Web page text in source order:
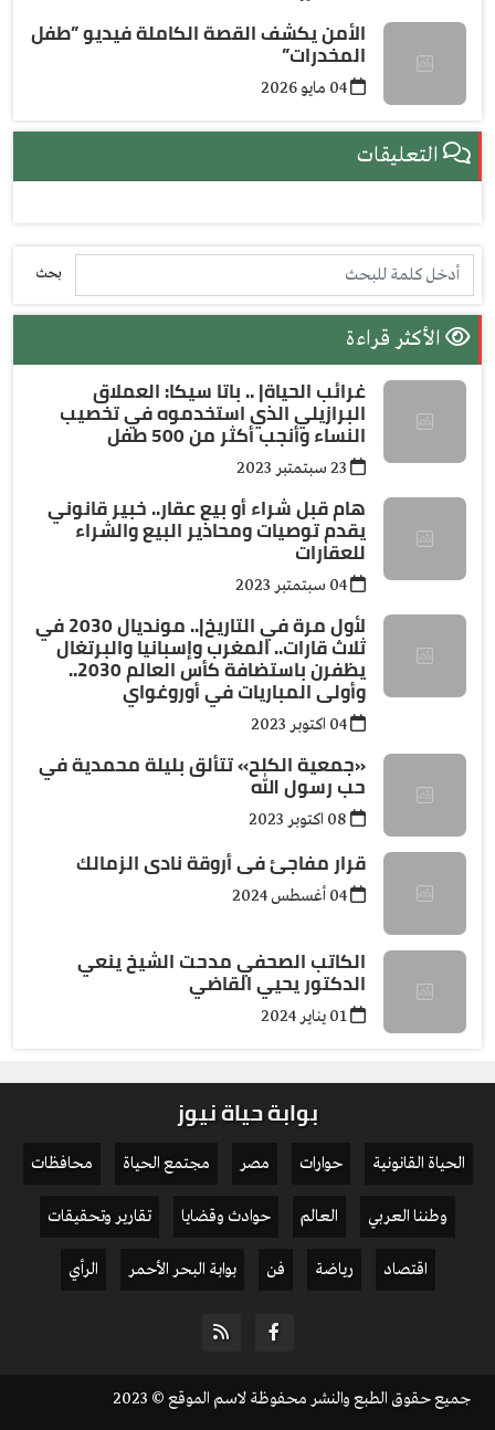
الأمن يكشف القصة الكاملة فيديو ”طفل
المخدرات”
التعليقات
بحث
الأكثر قراءة
غرائب الحياة| .. باتا سيكا: العملاق
البرازيلي الذي استخدموه في تخصيب
النساء وأنجب أكثر من 500 طفل
هام قبل شراء أو بيع عقار.. خبير قانوني
يقدم توصيات ومحاذير البيع والشراء
للعقارات
لأول مرة في التاريخ|.. مونديال 2030 في
ثلاث قارات.. المغرب وإسبانيا والبرتغال
يظفرن باستضافة كأس العالم 2030..
وأولى المباريات في أوروغواي
«جمعية الكلح» تتألق بليلة محمدية في
حب رسول الله
قرار مفاجئ فى أروقة نادى الزمالك
الكاتب الصحفي مدحت الشيخ ينعي
الدكتور يحيي القاضي
بوابة حياة نيوز
الحياة القانونية حوارات مصر مجتمع الحياة
محافظات
وطننا العربي
العالم حوادث وقضايا
تقارير وتحقيقات
اقتصاد
رياضة فن بوابة البحر الأحمر الرأي
جميع حقوق الطبع والنشر محفوظة لاسم الموقع © 2023